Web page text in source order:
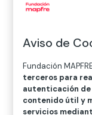
O
P Q
V
W X
Aviso de
Fundación
terceros para
autenticación de
contenido útil y
servicios